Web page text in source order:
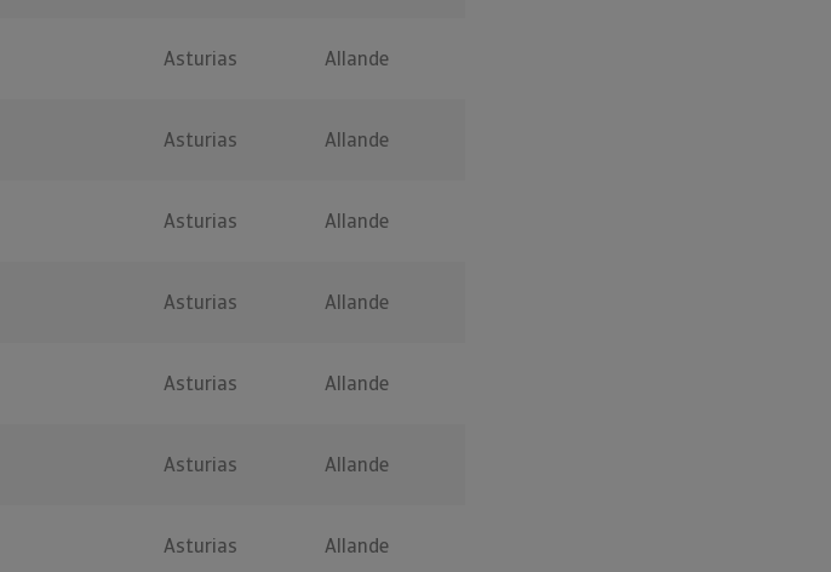
Asturias Allande
Asturias Allande
Asturias Allande
Asturias Allande
Asturias Allande
Asturias Allande
Asturias Allande